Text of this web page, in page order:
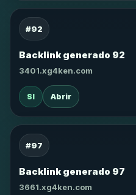
#92
Backlink generado 92
3401.xg4ken.com
SI Abrir
#97
Backlink generado 97
3661.xg4ken.com